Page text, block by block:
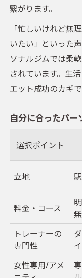
繋がります。
「忙しいけれど無
いたい」といった
ソナルジムでは柔
されています。生
エット成功のカギで
自分に合ったパー
選択ポイント
立地
料金・コース
無
トレーナーの
専門性
女性専用/アメ